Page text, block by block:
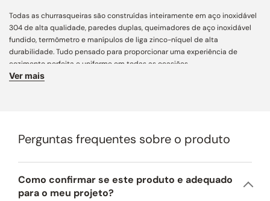
Todas as churrasqueiras são construídas inteiramente em aço inoxidável
304 de alta qualidade, paredes duplas, queimadores de aço inoxidável
fundido, termômetro e manípulos de liga zinco-níquel de alta
durabilidade. Tudo pensado para proporcionar uma experiência de
cozimento perfeita e uniforme em todas as ocasiões.
Projetada dentro do conceito de paixão por momentos memoráveis, a
Exclusivos queimadores Infinity Burners, sistema rotisserie com
deixar escapar o sabor e os nutrientes, briquetes cerâmicos que mantém
o calor uniforme e preciso, caixa defumadora, iluminação interna e
manípulos com iluminação em LED que além de auxiliar em eventos
Ver mais
Perguntas frequentes sobre o produto
Como confirmar se este produto e adequado
para o meu projeto?